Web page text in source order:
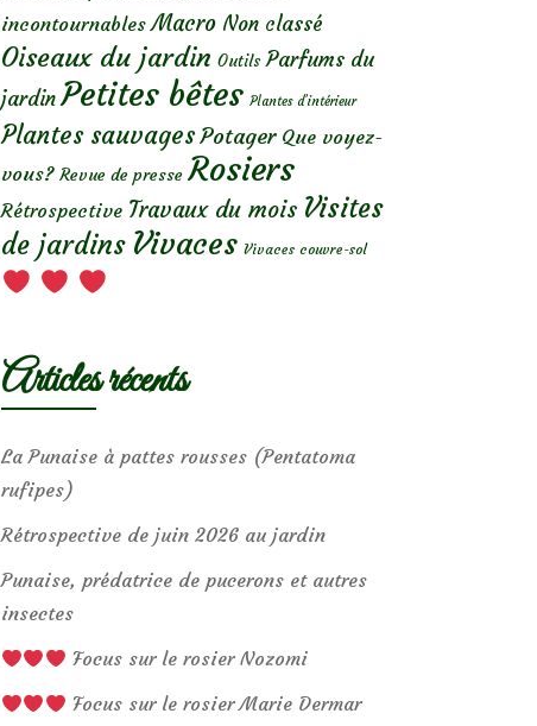
incontournables Macro Non classé
Oiseaux du jardin Outils Parfums du
jardin Petites bêtes Plantes d’intérieur
Plantes sauvages Potager Que voyez-
vous? Revue de presse Rosiers
Rétrospective Travaux du mois Visites
de jardins Vivaces Vivaces couvre-sol
Articles récents
La Punaise à pattes rousses (Pentatoma
rufipes)
Rétrospective de juin 2026 au jardin
Punaise, prédatrice de pucerons et autres
insectes
Focus sur le rosier Nozomi
Focus sur le rosier Marie Dermar